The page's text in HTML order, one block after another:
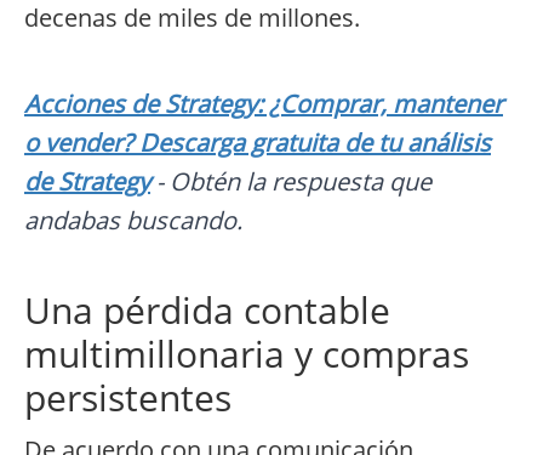
decenas de miles de millones.
Acciones de Strategy: ¿Comprar, mantener
o vender? Descarga gratuita de tu análisis
de Strategy- Obtén la respuesta que
andabas buscando.
Una pérdida contable
multimillonaria y compras
persistentes